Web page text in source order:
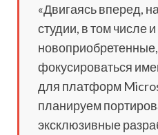
«Двигаясь вперед,
студии, в том числе и
фокусироваться
для платформ
планируем
эксклюзивные